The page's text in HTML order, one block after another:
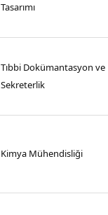
Tasarımı
Tıbbi Dokümantasyon ve
Sekreterlik
Kimya Mühendisliği